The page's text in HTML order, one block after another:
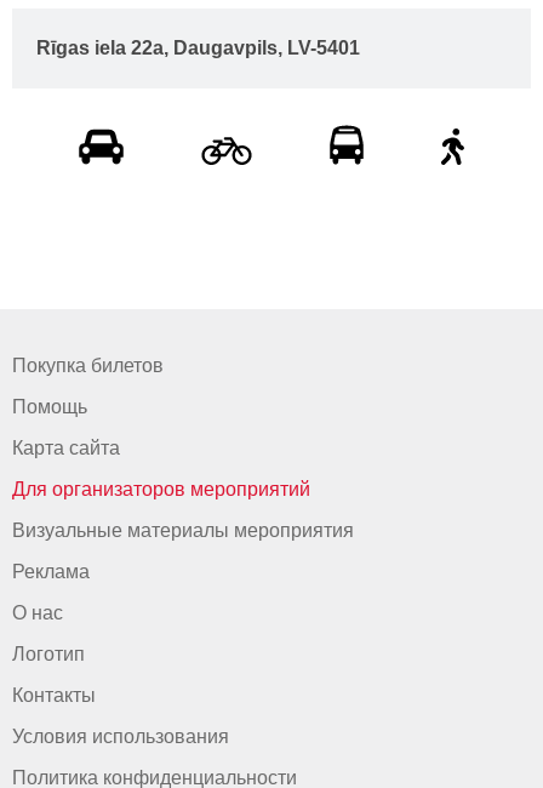
Rīgas iela 22a, Daugavpils, LV-5401
Покупка билетов
Помощь
Карта сайта
Для организаторов мероприятий
Визуальные материалы мероприятия
Реклама
О нас
Логотип
Контакты
Условия использования
Политика конфиденциальности